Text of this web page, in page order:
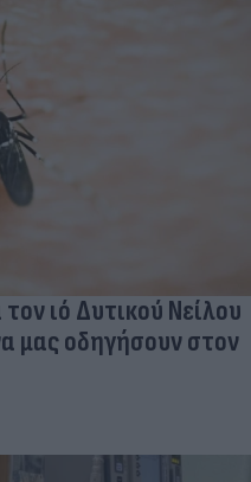
ιό Δυτικού Νείλου
μας οδηγήσουν στον